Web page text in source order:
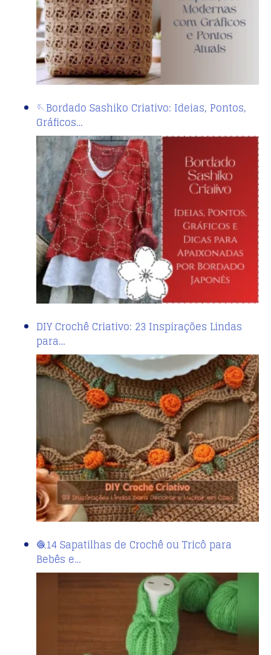
🪡Bordado Sashiko Criativo: Ideias, Pontos,
Gráficos…
DIY Crochê Criativo: 23 Inspirações Lindas
para…
🧶14 Sapatilhas de Crochê ou Tricô para
Bebês e…